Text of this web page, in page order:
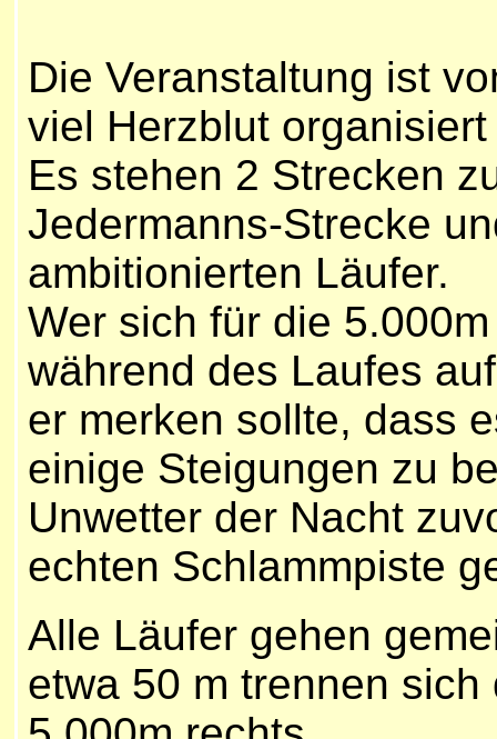
Die Veranstaltung ist
viel Herzblut
Es stehen 2 Strecken
Jedermanns-Strecke
ambitionierten Läufer.
Wer sich für die
während des Laufes
er merken sollte, dass
einige Steigungen zu
Unwetter der Nacht
echten Schlammpiste
Alle Läufer gehen
etwa 50 m trennen